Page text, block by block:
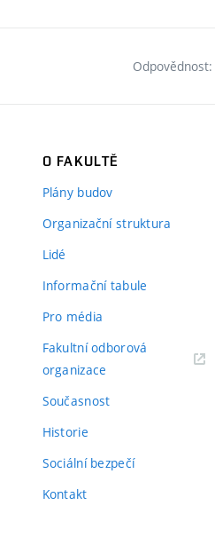
Odpovědnost:
O FAKULTĚ
Plány budov
Organizační struktura
Lidé
Informační tabule
Pro média
Fakultní odborová
organizace
Současnost
Historie
Sociální bezpečí
Kontakt